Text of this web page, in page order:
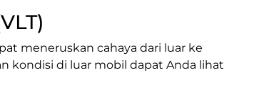
meneruskan cahaya dari luar ke
kondisi di luar mobil dapat Anda lihat